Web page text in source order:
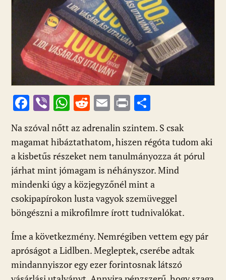
F
ac
e
b
o
o
k
Vi
er
W
at
s
A
p
p
R
e
d
di
t
E
m
ai
l
Pr
in
t
ss
za
m
e
g
Na szóval nőtt az adrenalin szintem. S csak
magamat hibáztathatom, hiszen régóta tudom aki
a kisbetűs részeket nem tanulmányozza át pórul
járhat mint jómagam is néhányszor. Mind
mindenki úgy a közjegyzőnél mint a
csokipapírokon lusta vagyok szemüveggel
böngészni a mikrofilmre írott tudnivalókat.
Íme a következmény. Nemrégiben vettem egy pár
apróságot a Lidlben. Megleptek, cserébe adtak
mindannyiszor egy ezer forintosnak látszó